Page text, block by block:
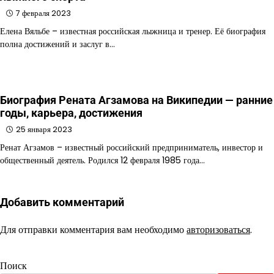
7 февраля 2023
Елена Вяльбе – известная российская лыжница и тренер. Её биография
полна достижений и заслуг в…
Биография Рената Агзамова на Википедии — ранние
годы, карьера, достижения
25 января 2023
Ренат Агзамов – известный российский предприниматель, инвестор и
общественный деятель. Родился 12 февраля 1985 года…
Добавить комментарий
Для отправки комментария вам необходимоавторизоваться.
Поиск